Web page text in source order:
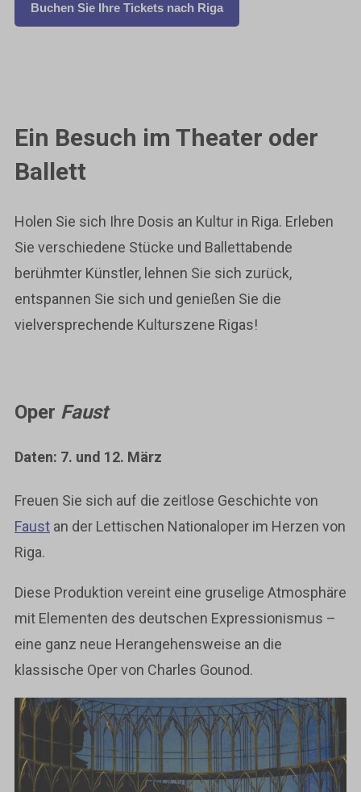
Buchen Sie Ihre Tickets nach Riga
Ein Besuch im Theater oder
Ballett
Holen Sie sich Ihre Dosis an Kultur in Riga. Erleben
Sie verschiedene Stücke und Ballettabende
berühmter Künstler, lehnen Sie sich zurück,
entspannen Sie sich und genießen Sie die
vielversprechende Kulturszene Rigas!
Oper Faust
Daten: 7. und 12. März
Freuen Sie sich auf die zeitlose Geschichte von
Faust an der Lettischen Nationaloper im Herzen von
Riga.
Diese Produktion vereint eine gruselige Atmosphäre
mit Elementen des deutschen Expressionismus –
eine ganz neue Herangehensweise an die
klassische Oper von Charles Gounod.